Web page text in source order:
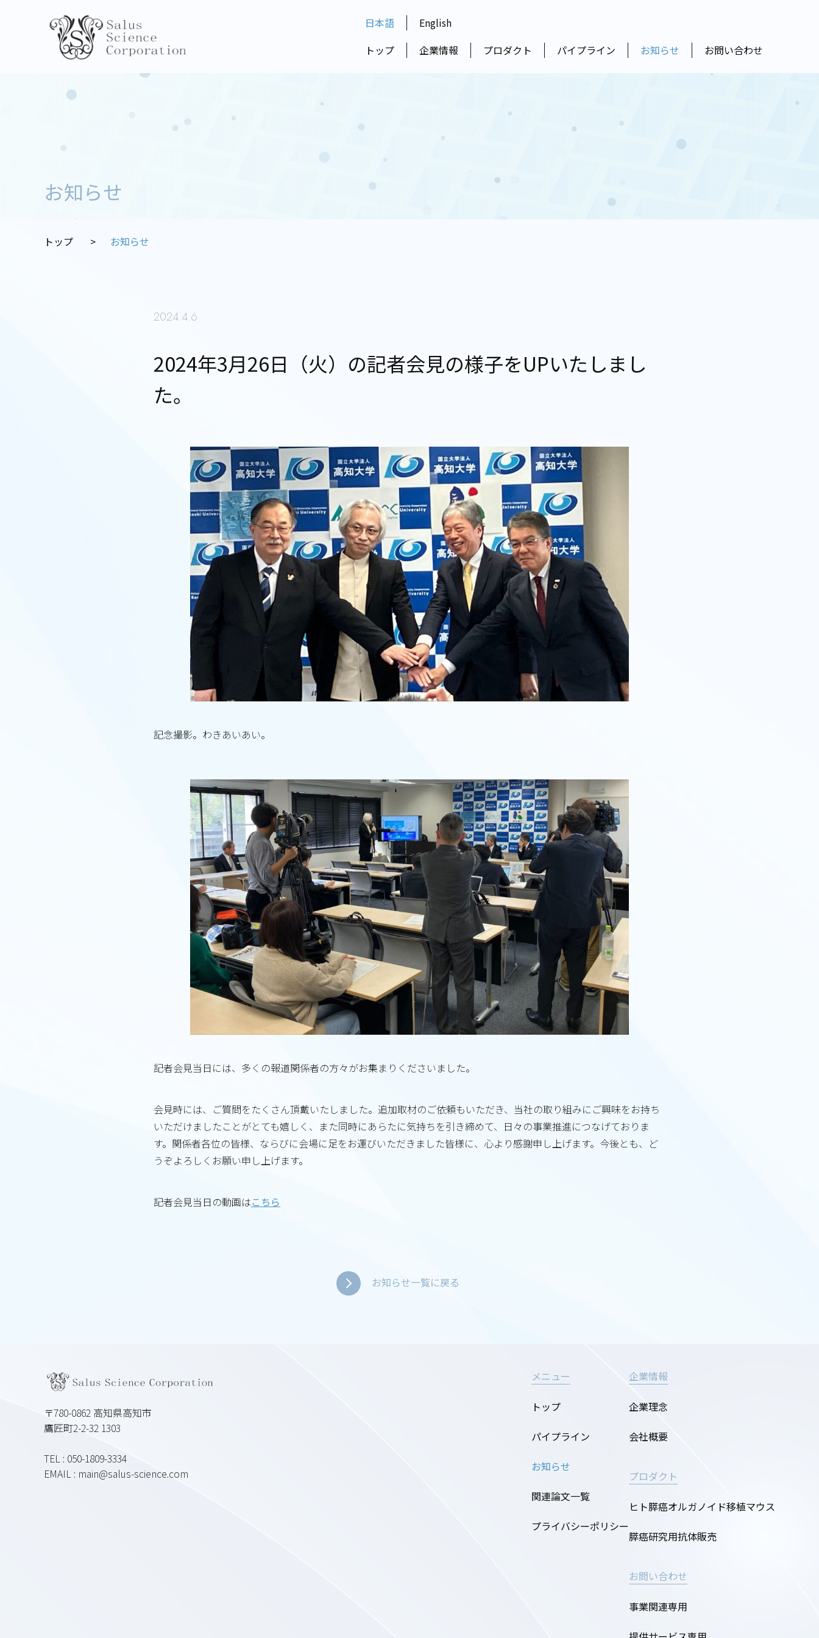
日本語
English
トップ
企業情報 プロダクト パイプライン お知らせ お問い合わせ
お知らせ
トップ お知らせ
2024.4.6
2024年3月26日（火）の記者会見の様子をUPいたしまし
た。
記念撮影。わきあいあい。
記者会見当日には、多くの報道関係者の方々がお集まりくださいました。
会見時には、ご質問をたくさん頂戴いたしました。追加取材のご依頼もいただき、当社の取り組みにご興味をお持ち
いただけましたことがとても嬉しく、また同時にあらたに気持ちを引き締めて、日々の事業推進につなげておりま
す。関係者各位の皆様、ならびに会場に足をお運びいただきました皆様に、心より感謝申し上げます。今後とも、ど
うぞよろしくお願い申し上げます。
記者会見当日の動画はこちら
お知らせ一覧に戻る
〒780-0862 高知県高知市
鷹匠町2-2-32 1303
TEL : 050-1809-3334
EMAIL : main@salus-science.com
メニュー
トップ
パイプライン
お知らせ
関連論文一覧
プライバシーポリシー
企業情報
企業理念
会社概要
プロダクト
ヒト膵癌オルガノイド移植マウス
膵癌研究用抗体販売
お問い合わせ
事業関連専用